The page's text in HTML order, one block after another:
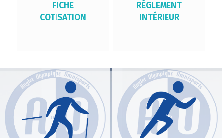
FICHE
COTISATION
RÈGLEMENT
INTÉRIEUR